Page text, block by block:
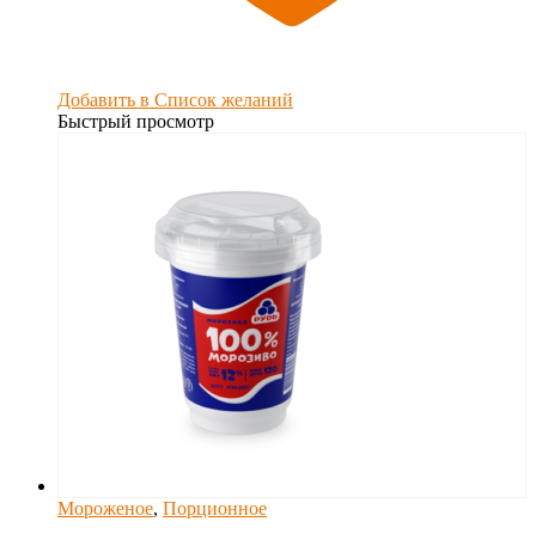
Добавить в Список желаний
Быстрый просмотр
Мороженое, Порционное